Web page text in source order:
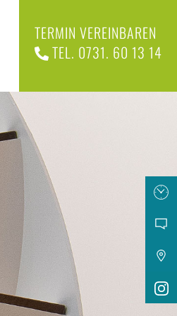
TERMIN VEREINBAREN
TEL. 0731. 60 13 14